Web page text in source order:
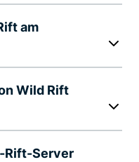
am
Wild Rift
Rift-Server